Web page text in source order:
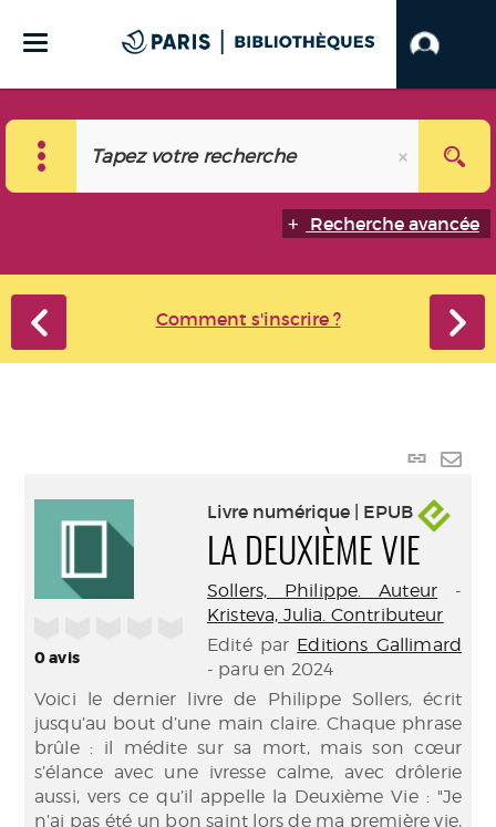
Recherche avancée
Comment s'inscrire ?
Lien
0avis
Livre numérique | EPUB
LA DEUXIÈME VIE
Sollers, Philippe. Auteur -
Kristeva, Julia. Contributeur
Edité par Editions Gallimard
- paru en 2024
Voici le dernier livre de Philippe Sollers, écrit
jusqu’au bout d’une main claire. Chaque phrase
brûle : il médite sur sa mort, mais son cœur
s’élance avec une ivresse calme, avec drôlerie
aussi, vers ce qu’il appelle la Deuxième Vie : "Je
n’ai pas été un bon saint lors de ma première vie,